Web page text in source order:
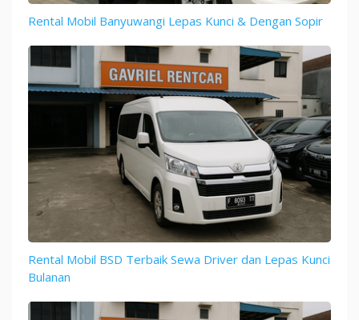
Rental Mobil Banyuwangi Lepas Kunci & Dengan Sopir
Rental Mobil BSD Terbaik Sewa Driver dan Lepas Kunci
Bulanan